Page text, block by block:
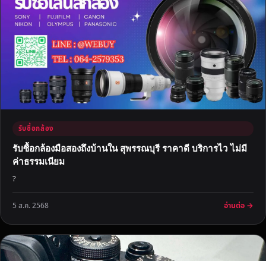
รับซื้อกล้อง
รับซื้อกล้องมือสองถึงบ้านใน สุพรรณบุรี ราคาดี บริการไว ไม่มี
ค่าธรรมเนียม
?
5 ส.ค. 2568 อ่านต่อ →